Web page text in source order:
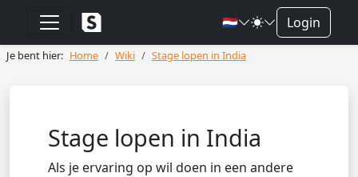
🇳🇱 Login
Je bent hier: Home Wiki Stage lopen in India
Stage lopen in India
Als je ervaring op wil doen in een andere